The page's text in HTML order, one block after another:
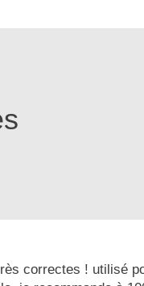
correctes ! utilisé